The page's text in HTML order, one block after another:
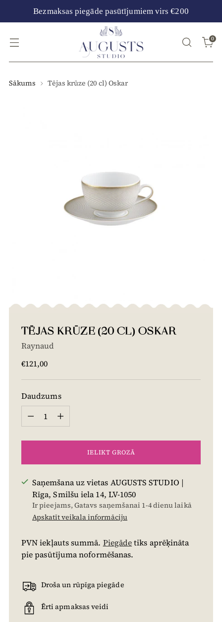
Bezmaksas piegāde pasūtījumiem virs €200
0
Sākums Tējas krūze (20 cl) Oskar
TĒJAS KRŪZE (20 CL) OSKAR
Raynaud
Cena
€121,00
Daudzums
Daudzums
IELIKT GROZĀ
Saņemšana uz vietas AUGUSTS STUDIO |
Rīga, Smilšu iela 14, LV-1050
Ir pieejams, Gatavs saņemšanai 1-4 dienu laikā
Apskatīt veikala informāciju
PVN iekļauts summā. Piegādetiks aprēķināta
pie pasūtījuma noformēšanas.
Droša un rūpīga piegāde
Ērti apmaksas veidi